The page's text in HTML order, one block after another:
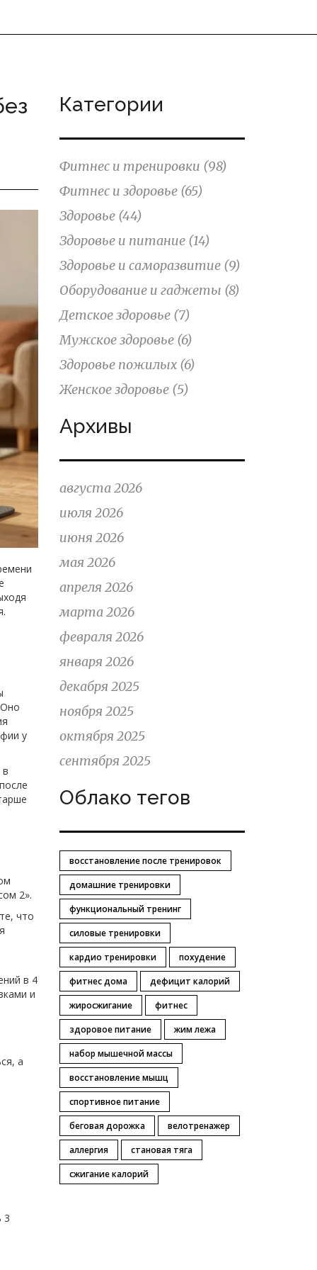
у
2».
что
в 4
и
а
3
Категории
Фитнес и тренировки (98)
Фитнес и здоровье (65)
Здоровье (44)
Здоровье и питание (14)
Здоровье и саморазвитие (9)
Оборудование и гаджеты (8)
Детское здоровье (7)
Мужское здоровье (6)
Здоровье пожилых (6)
Женское здоровье (5)
Архивы
августа 2026
июля 2026
июня 2026
мая 2026
апреля 2026
марта 2026
февраля 2026
января 2026
декабря 2025
ноября 2025
октября 2025
сентября 2025
Облако тегов
восстановление после тренировок
домашние тренировки
функциональный тренинг
силовые тренировки
кардио тренировки
похудение
фитнес дома
дефицит калорий
жиросжигание
фитнес
здоровое питание
жим лежа
набор мышечной массы
восстановление мышц
спортивное питание
беговая дорожка
велотренажер
аллергия
становая тяга
сжигание калорий